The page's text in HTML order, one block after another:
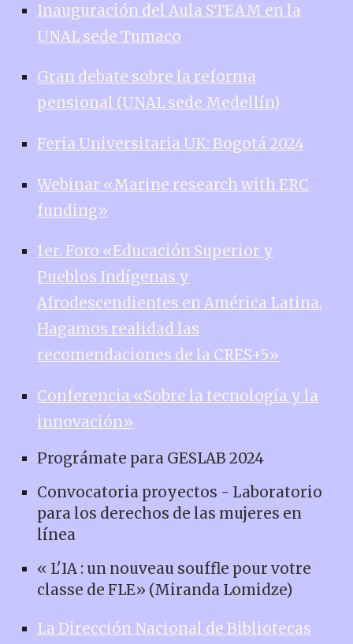
Inauguración del Aula STEAM en la
UNAL sede Tumaco
Gran debate sobre la reforma
pensional (UNAL sede Medellín)
Feria Universitaria UK: Bogotá 2024
Webinar «Marine research with ERC
funding»
1er. Foro «Educación Superior y
Pueblos Indígenas y
Afrodescendientes en América Latina.
Hagamos realidad las
recomendaciones de la CRES+5»
Conferencia «Sobre la tecnología y la
innovación»
Prográmate para GESLAB 2024
Convocatoria proyectos - Laboratorio
para los derechos de las mujeres en
línea
« L'IA : un nouveau souffle pour votre
classe de FLE» (Miranda Lomidze)
La Dirección Nacional de Bibliotecas